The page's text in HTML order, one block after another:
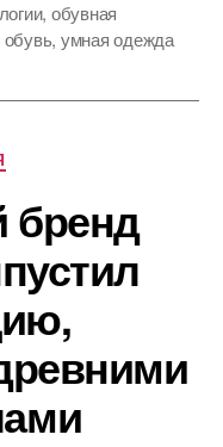
интеллектом,
повышающую
, обувная
, умная одежда
бренд